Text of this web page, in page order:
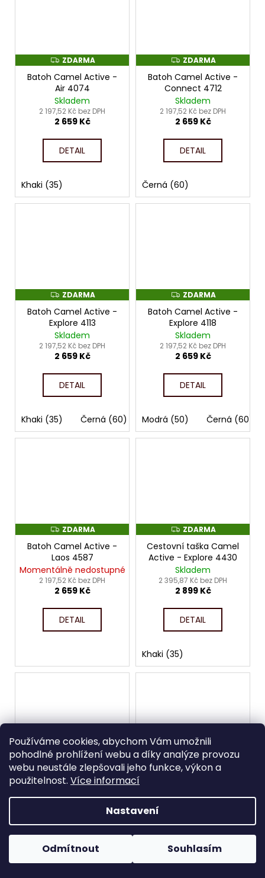
Používáme cookies, abychom Vám umožnili
pohodlné prohlížení webu a díky analýze provozu
webu neustále zlepšovali jeho funkce, výkon a
použitelnost. Více informací
Nastavení
Odmítnout Souhlasím
Z
D
A
R
M
A
ZDARMA
Batoh Camel Active -
Air 4074
Skladem
2 197,52 Kč bez DPH
2 659 Kč
DETAIL
Khaki (35)
Z
D
A
R
M
A
ZDARMA
Batoh Camel Active -
Connect 4712
Skladem
2 197,52 Kč bez DPH
2 659 Kč
DETAIL
Černá (60)
Z
D
A
R
M
A
ZDARMA
Batoh Camel Active -
Explore 4113
Skladem
2 197,52 Kč bez DPH
2 659 Kč
DETAIL
Khaki (35) Černá (60)
Z
D
A
R
M
A
ZDARMA
Batoh Camel Active -
Explore 4118
Skladem
2 197,52 Kč bez DPH
2 659 Kč
DETAIL
Modrá (50) Černá (60)
Z
D
A
M
A
ZDARMA
Batoh Camel Active -
Laos 4587
Momentálně nedostupné
2 197,52 Kč bez DPH
2 659 Kč
DETAIL
Z
D
A
R
M
A
ZDARMA
Cestovní taška Camel
Active - Explore 4430
Skladem
2 395,87 Kč bez DPH
2 899 Kč
DETAIL
Khaki (35)
Z
D
A
M
ZDARMA
Batoh Camel Active -
2 643,80 Kč bez DPH
3 199 Kč
DETAIL
D
M
ZDARMA
3 199 Kč
DETAIL